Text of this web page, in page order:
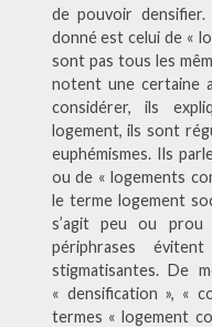
de pouvoir densifier.
donné est celui de «
sont pas tous les
notent une certaine
considérer, ils
logement, ils sont
euphémismes. Ils
ou de « logements
le terme logement
s’agit peu ou prou
périphrases
stigmatisantes. De
« densification », «
termes « logement